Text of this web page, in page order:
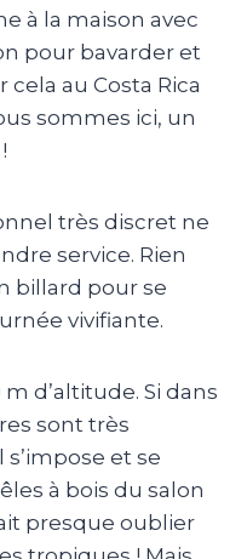
à la maison avec
pour bavarder et
cela au Costa Rica
sommes ici, un
très discret ne
service. Rien
billard pour se
vivifiante.
d’altitude. Si dans
sont très
et se
à bois du salon
presque oublier